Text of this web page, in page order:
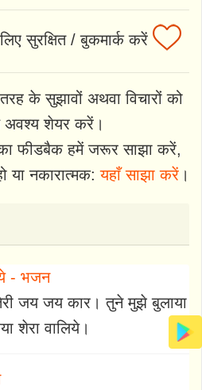
सुरक्षित / बुकमार्क करें
के सुझावों अथवा विचारों को
अवश्य शेयर करें।
फीडबैक हमें जरूर साझा करें,
या नकारात्मक:यहाँ साझा करें।
- भजन
तेरी जय जय कार। तुने मुझे बुलाया
शेरा वालिये।